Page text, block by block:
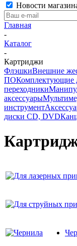
Новости
Главная
-
Каталог
-
Картриджи
ФлэшкиВнешние
ПОКомплектующие
переходники
аксессуары
инструмент
диски CD, DVD